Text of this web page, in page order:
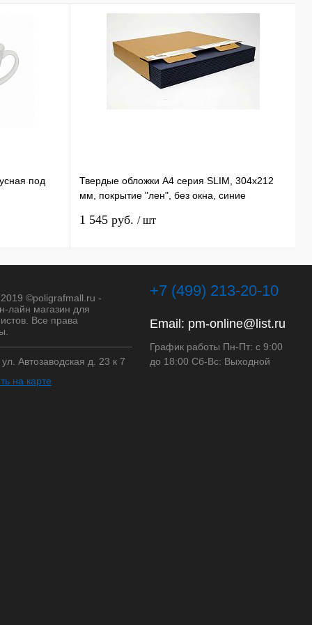
под
Твердые обложки А4 серия SLIM, 304x212
мм, покрытие "лен", без окна, синие
1 545 руб. / шт
©poligrafmall.ru -
лайн магазин для
Все права
ул. Автозаводская д. 23 к 7
на карте
+7 (499) 213-20-10
Email: pm-online@list.ru
График работы Пн-Пт: с 9:00
до 18:00 Сб-Вс: Выходной